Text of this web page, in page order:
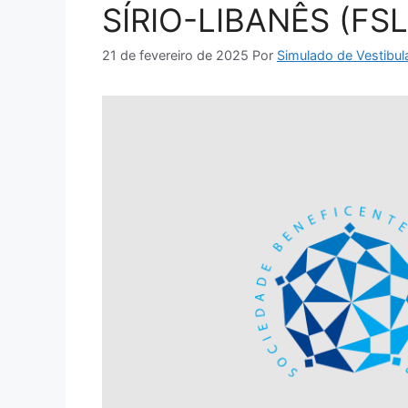
SÍRIO-LIBANÊS
21 de fevereiro de 2025 Por Simulado de